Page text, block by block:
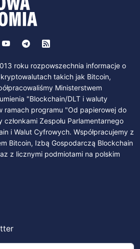
roku rozpowszechnia informacje o
takich jak Bitcoin,
Ministerstwem
"Blockchain/DLT i waluty
ramach programu "Od papierowej do
Zespołu Parlamentarnego
i Walut Cyfrowych. Współpracujemy z
Bitcoin, Izbą Gospodarczą Blockchain
z licznymi podmiotami na polskim